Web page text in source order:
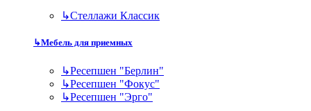
↳Стеллажи Классик
↳Мебель для приемных
↳Ресепшен "Берлин"
↳Ресепшен "Фокус"
↳Ресепшен "Эрго"